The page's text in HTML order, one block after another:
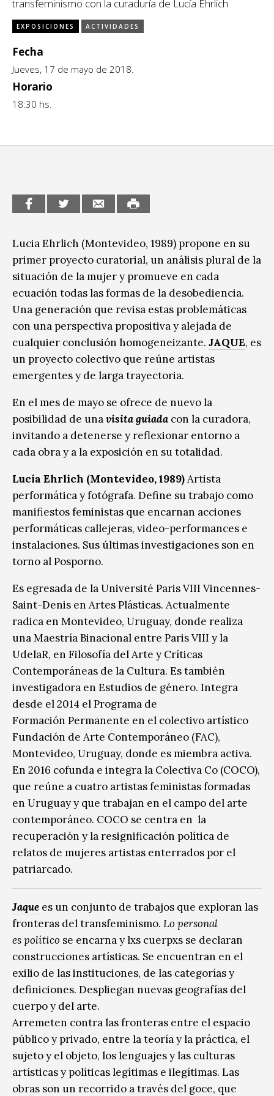
CCE en el interior/libros
Exposiciones
Formación
Género y Diversidad
Infantil y Juvenil
Sin categoría
transfeminismo con la curaduría de Lucía Ehrlich
EXPOSICIONES ACTIVIDADES
Fecha
Jueves, 17 de mayo de 2018.
Horario
18:30 hs.
Lucia Ehrlich (Montevideo, 1989) propone en su
primer proyecto curatorial, un análisis plural de la
situación de la mujer y promueve en cada
ecuación todas las formas de la desobediencia.
Una generación que revisa estas problemáticas
con una perspectiva propositiva y alejada de
cualquier conclusión homogeneizante. JAQUE, es
un proyecto colectivo que reúne artistas
emergentes y de larga trayectoria.
En el mes de mayo se ofrece de nuevo la
posibilidad de unavisita guiada con la curadora,
invitando a detenerse y reflexionar entorno a
cada obra y a la exposición en su totalidad.
Lucía Ehrlich (Montevideo, 1989)Artista
performática y fotógrafa. Define su trabajo como
manifiestos feministas que encarnan acciones
performáticas callejeras, video-performances e
instalaciones. Sus últimas investigaciones son en
torno al Posporno.
Es egresada de la Université Paris VIII Vincennes-
Saint-Denis en Artes Plásticas. Actualmente
radica en Montevideo, Uruguay, donde realiza
una Maestría Binacional entre Paris VIII y la
UdelaR, en Filosofía del Arte y Críticas
Contemporáneas de la Cultura. Es también
investigadora en Estudios de género. Integra
desde el 2014 el Programa de
Formación Permanente en el colectivo artístico
Fundación de Arte Contemporáneo (FAC),
Montevideo, Uruguay, donde es miembra activa.
En 2016 cofunda e integra la Colectiva Co (COCO),
que reúne a cuatro artistas feministas formadas
en Uruguay y que trabajan en el campo del arte
contemporáneo. COCO se centra en la
recuperación y la resignificación política de
relatos de mujeres artistas enterrados por el
patriarcado.
Jaque es un conjunto de trabajos que exploran las
fronteras del transfeminismo. Lo personal
es político se encarna y lxs cuerpxs se declaran
construcciones artísticas. Se encuentran en el
exilio de las instituciones, de las categorías y
definiciones. Despliegan nuevas geografías del
cuerpo y del arte.
Arremeten contra las fronteras entre el espacio
público y privado, entre la teoría y la práctica, el
sujeto y el objeto, los lenguajes y las culturas
artísticas y políticas legítimas e ilegítimas. Las
obras son un recorrido a través del goce, que